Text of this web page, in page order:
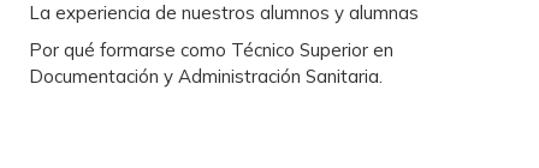
La experiencia de nuestros alumnos y alumnas
Por qué formarse como Técnico Superior en
Documentación y Administración Sanitaria.